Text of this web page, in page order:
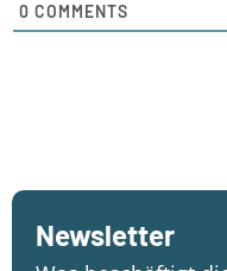
0 COMMENTS
Newsletter